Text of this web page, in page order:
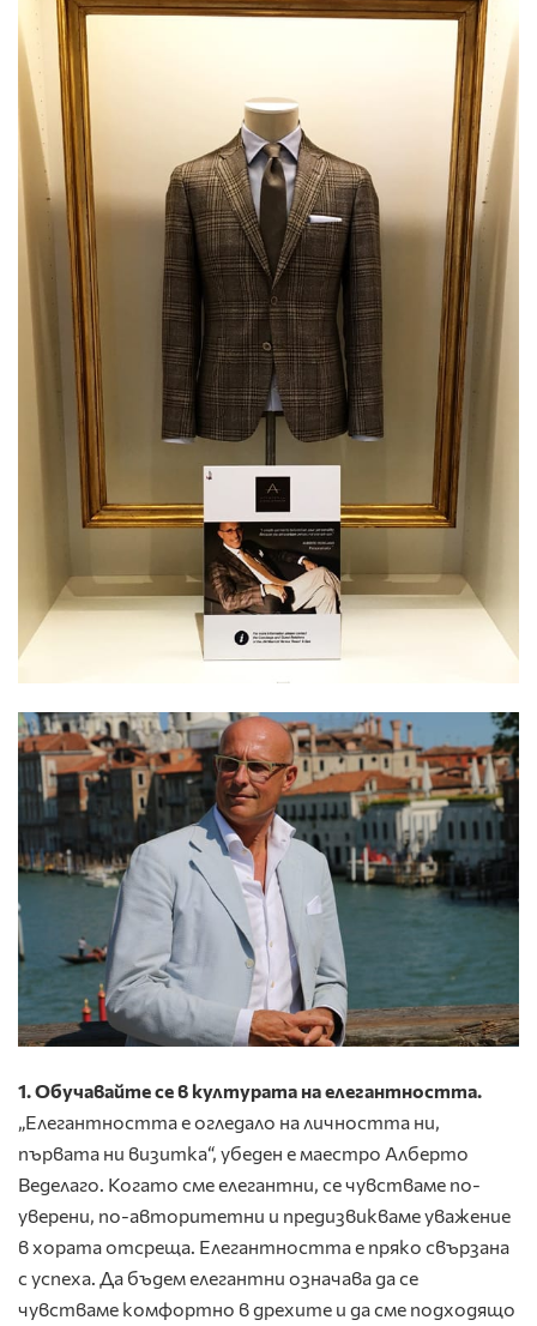
1. Обучавайте се в културата на елегантността.
„Елегантността е огледало на личността ни,
първата ни визитка“, убеден е маестро Алберто
Веделаго. Когато сме елегантни, се чувстваме по-
уверени, по-авторитетни и предизвикваме уважение
в хората отсреща. Елегантността е пряко свързана
с успеха. Да бъдем елегантни означава да се
чувстваме комфортно в дрехите и да сме подходящо